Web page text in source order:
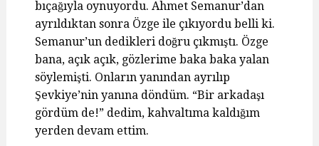
bıçağıyla oynuyordu. Ahmet Semanur’dan
ayrıldıktan sonra Özge ile çıkıyordu belli ki.
Semanur’un dedikleri doğru çıkmıştı. Özge
bana, açık açık, gözlerime baka baka yalan
söylemişti. Onların yanından ayrılıp
Şevkiye’nin yanına döndüm. “Bir arkadaşı
gördüm de!” dedim, kahvaltıma kaldığım
yerden devam ettim.